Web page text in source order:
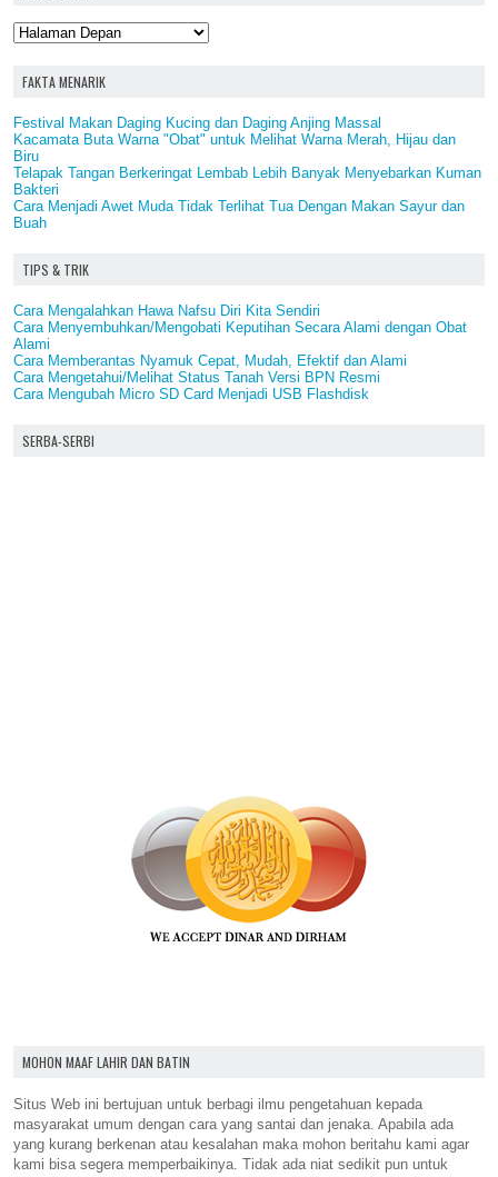
FAKTA MENARIK
Festival Makan Daging Kucing dan Daging Anjing Massal
Kacamata Buta Warna "Obat" untuk Melihat Warna Merah, Hijau dan
Biru
Telapak Tangan Berkeringat Lembab Lebih Banyak Menyebarkan Kuman
Bakteri
Cara Menjadi Awet Muda Tidak Terlihat Tua Dengan Makan Sayur dan
Buah
TIPS & TRIK
Cara Mengalahkan Hawa Nafsu Diri Kita Sendiri
Cara Menyembuhkan/Mengobati Keputihan Secara Alami dengan Obat
Alami
Cara Memberantas Nyamuk Cepat, Mudah, Efektif dan Alami
Cara Mengetahui/Melihat Status Tanah Versi BPN Resmi
Cara Mengubah Micro SD Card Menjadi USB Flashdisk
SERBA-SERBI
MOHON MAAF LAHIR DAN BATIN
Situs Web ini bertujuan untuk berbagi ilmu pengetahuan kepada
masyarakat umum dengan cara yang santai dan jenaka. Apabila ada
yang kurang berkenan atau kesalahan maka mohon beritahu kami agar
kami bisa segera memperbaikinya. Tidak ada niat sedikit pun untuk